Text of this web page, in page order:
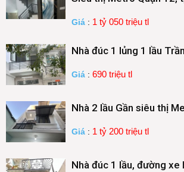
Giá : 1 tỷ 050 triệu tl
Nhà đúc 1 lủng 1 lầu
Giá : 690 triệu tl
Nhà 2 lầu Gần siêu thị
Giá : 1 tỷ 200 triệu tl
Nhà đúc 1 lầu, đường xe